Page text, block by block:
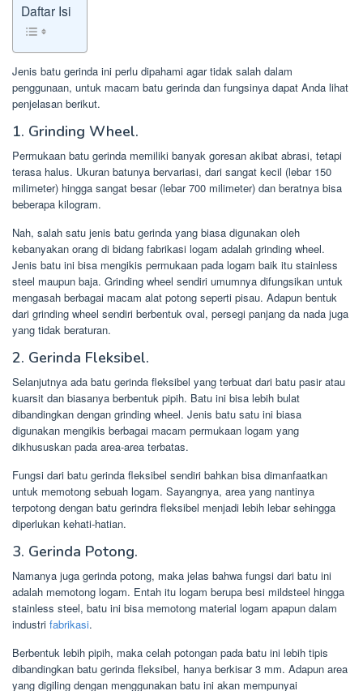
Daftar Isi
Jenis batu gerinda ini perlu dipahami agar tidak salah dalam
penggunaan, untuk macam batu gerinda dan fungsinya dapat Anda lihat
penjelasan berikut.
1. Grinding Wheel.
Permukaan batu gerinda memiliki banyak goresan akibat abrasi, tetapi
terasa halus. Ukuran batunya bervariasi, dari sangat kecil (lebar 150
milimeter) hingga sangat besar (lebar 700 milimeter) dan beratnya bisa
beberapa kilogram.
Nah, salah satu jenis batu gerinda yang biasa digunakan oleh
kebanyakan orang di bidang fabrikasi logam adalah grinding wheel.
Jenis batu ini bisa mengikis permukaan pada logam baik itu stainless
steel maupun baja. Grinding wheel sendiri umumnya difungsikan untuk
mengasah berbagai macam alat potong seperti pisau. Adapun bentuk
dari grinding wheel sendiri berbentuk oval, persegi panjang da nada juga
yang tidak beraturan.
2. Gerinda Fleksibel.
Selanjutnya ada batu gerinda fleksibel yang terbuat dari batu pasir atau
kuarsit dan biasanya berbentuk pipih. Batu ini bisa lebih bulat
dibandingkan dengan grinding wheel. Jenis batu satu ini biasa
digunakan mengikis berbagai macam permukaan logam yang
dikhususkan pada area-area terbatas.
Fungsi dari batu gerinda fleksibel sendiri bahkan bisa dimanfaatkan
untuk memotong sebuah logam. Sayangnya, area yang nantinya
terpotong dengan batu gerindra fleksibel menjadi lebih lebar sehingga
diperlukan kehati-hatian.
3. Gerinda Potong.
Namanya juga gerinda potong, maka jelas bahwa fungsi dari batu ini
adalah memotong logam. Entah itu logam berupa besi mildsteel hingga
stainless steel, batu ini bisa memotong material logam apapun dalam
industri fabrikasi.
Berbentuk lebih pipih, maka celah potongan pada batu ini lebih tipis
dibandingkan batu gerinda fleksibel, hanya berkisar 3 mm. Adapun area
yang digiling dengan menggunakan batu ini akan mempunyai